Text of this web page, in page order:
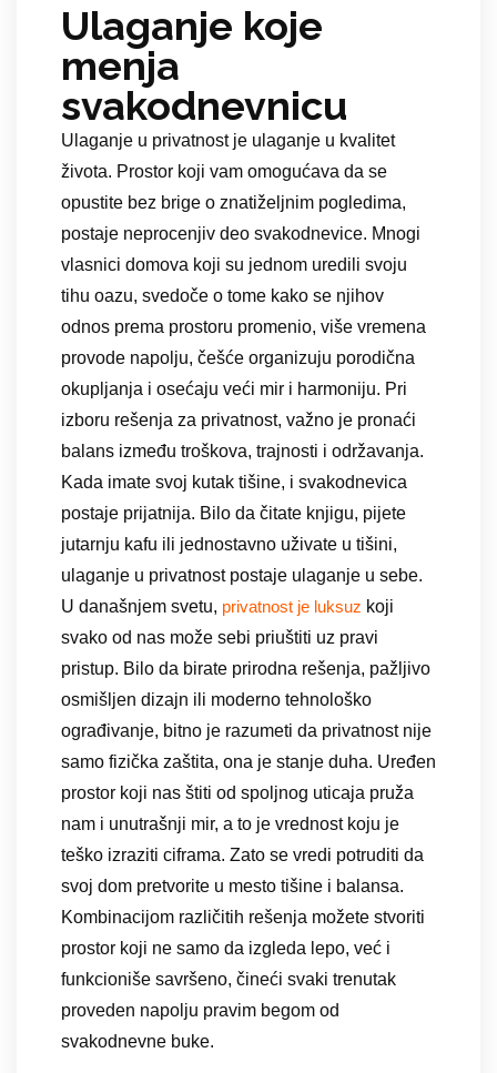
Ulaganje koje
menja
svakodnevnicu
Ulaganje u privatnost je ulaganje u kvalitet
života. Prostor koji vam omogućava da se
opustite bez brige o znatiželjnim pogledima,
postaje neprocenjiv deo svakodnevice. Mnogi
vlasnici domova koji su jednom uredili svoju
tihu oazu, svedoče o tome kako se njihov
odnos prema prostoru promenio, više vremena
provode napolju, češće organizuju porodična
okupljanja i osećaju veći mir i harmoniju. Pri
izboru rešenja za privatnost, važno je pronaći
balans između troškova, trajnosti i održavanja.
Kada imate svoj kutak tišine, i svakodnevica
postaje prijatnija. Bilo da čitate knjigu, pijete
jutarnju kafu ili jednostavno uživate u tišini,
ulaganje u privatnost postaje ulaganje u sebe.
U današnjem svetu, privatnost je luksuz koji
svako od nas može sebi priuštiti uz pravi
pristup. Bilo da birate prirodna rešenja, pažljivo
osmišljen dizajn ili moderno tehnološko
ograđivanje, bitno je razumeti da privatnost nije
samo fizička zaštita, ona je stanje duha. Uređen
prostor koji nas štiti od spoljnog uticaja pruža
nam i unutrašnji mir, a to je vrednost koju je
teško izraziti ciframa. Zato se vredi potruditi da
svoj dom pretvorite u mesto tišine i balansa.
Kombinacijom različitih rešenja možete stvoriti
prostor koji ne samo da izgleda lepo, već i
funkcioniše savršeno, čineći svaki trenutak
proveden napolju pravim begom od
svakodnevne buke.